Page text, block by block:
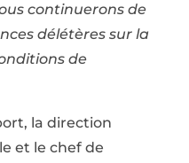
continuerons de
délétères sur la
de
la direction
et le chef de